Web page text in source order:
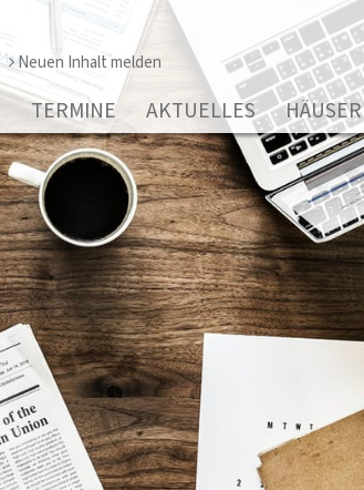
Neuen Inhalt melden
TERMINE AKTUELLES HÄUSER